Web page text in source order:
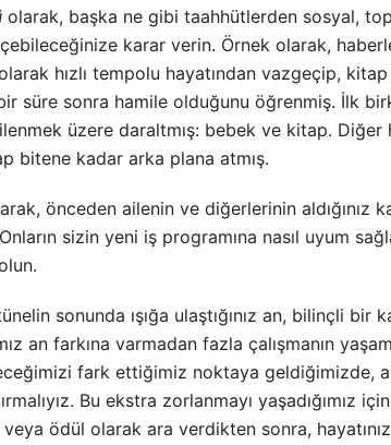
olarak, başka ne gibi taahhütlerden sosyal,
karar verin. Örnek olarak,
hızlı tempolu hayatından vazgeçip,
süre sonra hamile olduğunu öğrenmiş. İlk
üzere daraltmış: bebek ve kitap.
bitene kadar arka plana atmış.
önceden ailenin ve diğerlerinin aldığınız
sizin yeni iş programına nasıl uyum
sonunda ışığa ulaştığınız an, bilinçli
an farkına varmadan fazla çalışmanın
fark ettiğimiz noktaya geldiğimizde,
Bu ekstra zorlanmayı yaşadığımız
ödül olarak ara verdikten sonra,